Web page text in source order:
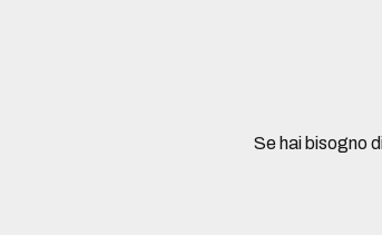
Se hai bisogno